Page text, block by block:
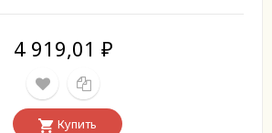
4 919,01 ₽
Купить